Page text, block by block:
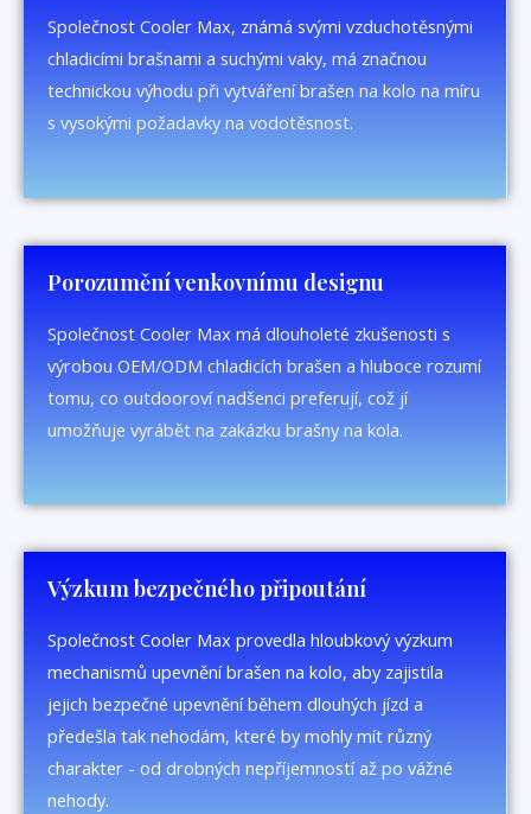
Společnost Cooler Max, známá svými vzduchotěsnými
chladicími brašnami a suchými vaky, má značnou
technickou výhodu při vytváření brašen na kolo na míru
s vysokými požadavky na vodotěsnost.
Porozumění venkovnímu designu
Společnost Cooler Max má dlouholeté zkušenosti s
výrobou OEM/ODM chladicích brašen a hluboce rozumí
tomu, co outdooroví nadšenci preferují, což jí
umožňuje vyrábět na zakázku brašny na kola.
Výzkum bezpečného připoutání
Společnost Cooler Max provedla hloubkový výzkum
mechanismů upevnění brašen na kolo, aby zajistila
jejich bezpečné upevnění během dlouhých jízd a
předešla tak nehodám, které by mohly mít různý
charakter - od drobných nepříjemností až po vážné
nehody.